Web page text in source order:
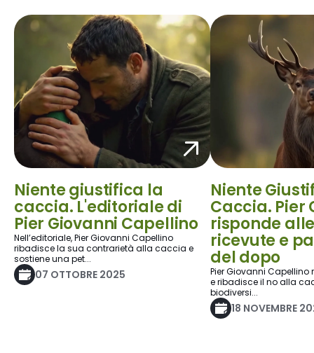
Niente giustifica la
caccia. L'editoriale di
Pier Giovanni Capellino
Nell’editoriale, Pier Giovanni Capellino
ribadisce la sua contrarietà alla caccia e
sostiene una pet...
07 OTTOBRE 2025
Niente
Caccia. Pier
risponde
ricevute e
del dopo
Pier Giovanni
e ribadisce il no alla
biodiversi...
18 NOVEMBRE